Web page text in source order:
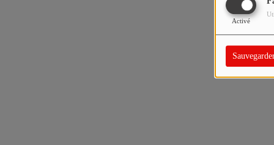
Activé